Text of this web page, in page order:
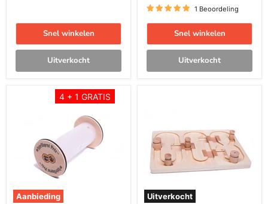
Snel winkelen
Uitverkocht
1 Beoordeling
Snel winkelen
Uitverkocht
4 + 1 GRATIS
Aanbieding
Hondenpuzzel
Kattenpuzzel
Uitverkocht
Agent
008
Hondenpuzzel